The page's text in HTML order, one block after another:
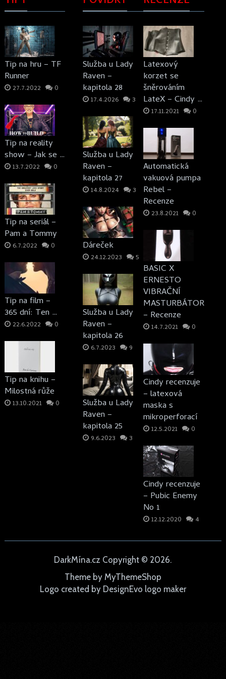
Tip na hru – TF
Runner
27.7.2022 0
Tip na reality
show – Jak se …
13.7.2022 0
Tip na seriál –
Pam a Tommy
6.7.2022 0
Tip na film –
365 dní: Ten …
22.6.2022 0
Tip na knihu –
Milostná růže
13.10.2021 0
Služba u Lady
Raven –
kapitola 28
17.4.2026 3
Služba u Lady
Raven –
kapitola 27
14.8.2024 3
Dáreček
24.12.2023 5
Služba u Lady
Raven –
kapitola 26
6.7.2023 9
Služba u Lady
Raven –
kapitola 25
9.6.2023 3
Latexový
korzet se
šněrováním
LateX – Cindy …
17.11.2021 0
Automatická
vakuová pumpa
Rebel –
Recenze
23.8.2021 0
BASIC X
ERNESTO
VIBRAČNÍ
MASTURBÁTOR
– Recenze
14.7.2021 0
Cindy recenzuje
– latexová
maska s
mikroperforací
12.5.2021 0
Cindy recenzuje
– Pubic Enemy
No 1
12.12.2020 4
DarkMína.cz Copyright © 2026.
Theme by MyThemeShop
Logo created by DesignEvo logo maker